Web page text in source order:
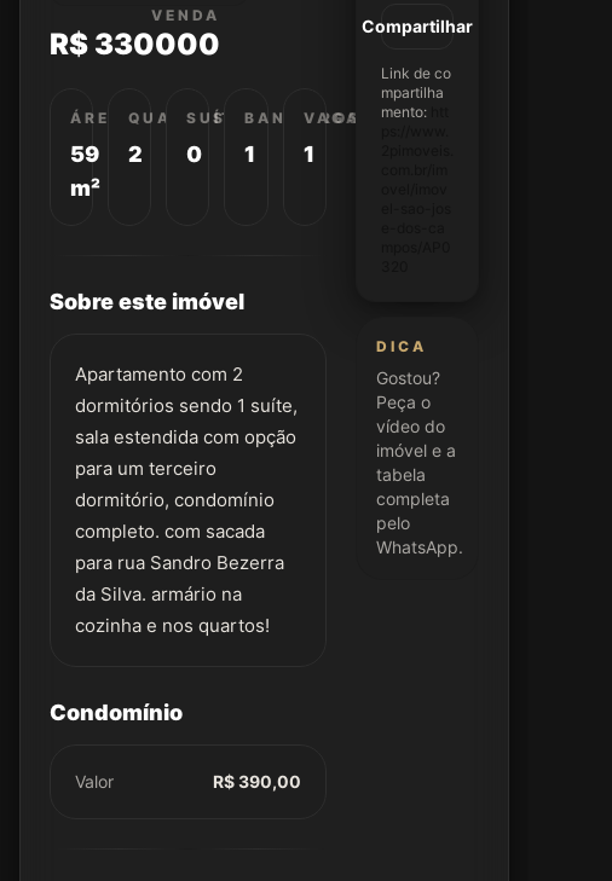
VENDA
R$ 330000
ÁREA
59
m²
QUARTOS
2
SUÍTES
0
BANHEIROS
1
VAGAS
1
Sobre este imóvel
Apartamento com 2
dormitórios sendo 1 suíte,
sala estendida com opção
para um terceiro
dormitório, condomínio
completo. com sacada
para rua Sandro Bezerra
da Silva. armário na
cozinha e nos quartos!
Condomínio
Valor R$ 390,00
Compartilhar
Link de co
mpartilha
mento:
DICA
Gostou?
Peça o
vídeo do
imóvel e a
tabela
completa
pelo
WhatsApp.